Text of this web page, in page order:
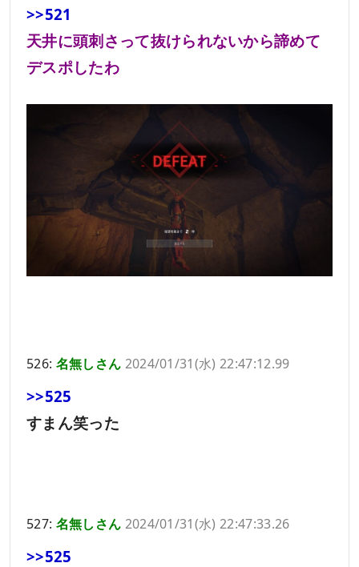
>>521
天井に頭刺さって抜けられないから諦めて
デスポしたわ
526: 名無しさん 2024/01/31(水) 22:47:12.99
>>525
すまん笑った
527: 名無しさん 2024/01/31(水) 22:47:33.26
>>525